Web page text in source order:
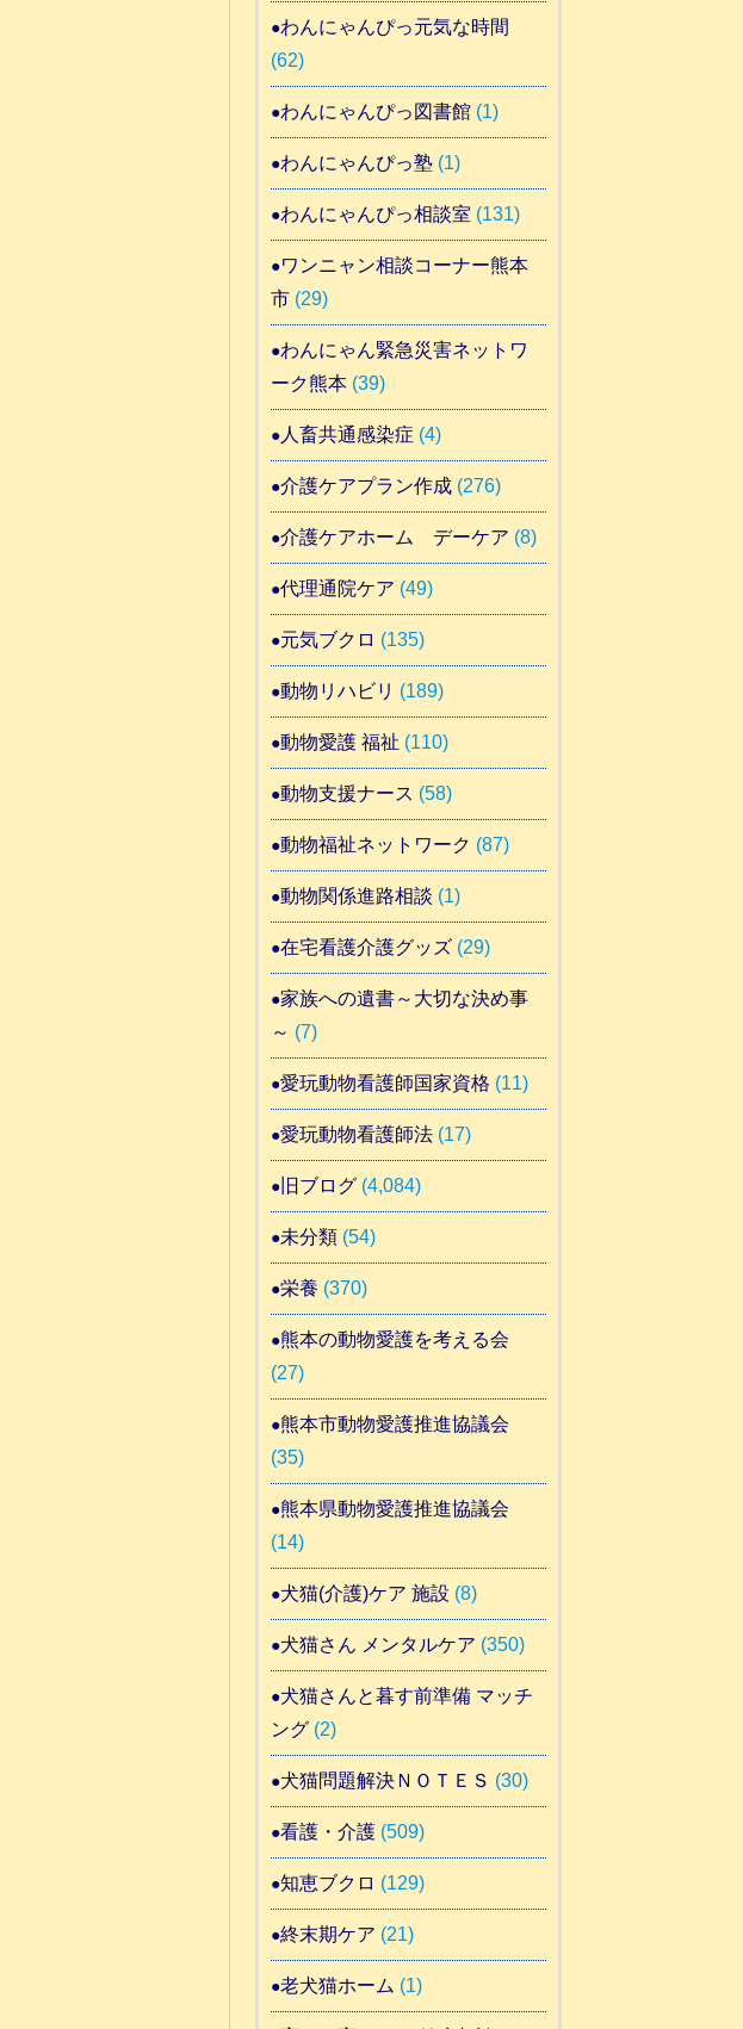
わんにゃんぴっ元気な時間
(62)
わんにゃんぴっ図書館(1)
わんにゃんぴっ塾(1)
わんにゃんぴっ相談室 (131)
ワンニャン相談コーナー熊本
市(29)
わんにゃん緊急災害ネットワ
ーク熊本(39)
人畜共通感染症 (4)
介護ケアプラン作成(276)
介護ケアホーム デーケア (8)
代理通院ケア (49)
元気ブクロ (135)
動物リハビリ (189)
動物愛護 福祉 (110)
動物支援ナース (58)
動物福祉ネットワーク (87)
動物関係進路相談 (1)
在宅看護介護グッズ(29)
家族への遺書～大切な決め事
～ (7)
愛玩動物看護師国家資格 (11)
愛玩動物看護師法(17)
旧ブログ(4,084)
未分類(54)
栄養 (370)
熊本の動物愛護を考える会
(27)
熊本市動物愛護推進協議会
(35)
熊本県動物愛護推進協議会
(14)
犬猫(介護)ケア 施設 (8)
犬猫さん メンタルケア (350)
犬猫さんと暮す前準備 マッチ
ング(2)
犬猫問題解決ＮＯＴＥＳ (30)
看護・介護(509)
知恵ブクロ (129)
終末期ケア (21)
老犬猫ホーム (1)